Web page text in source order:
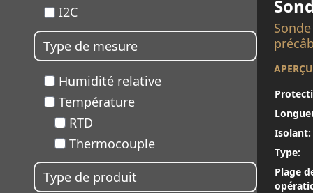
I2C
Type de mesure
Humidité relative
Température
RTD
Thermocouple
Type de produit
Isolant:
Type:
Plage